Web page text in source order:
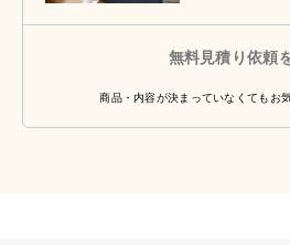
無料見積り依頼
商品・内容が決まっていなくてもお